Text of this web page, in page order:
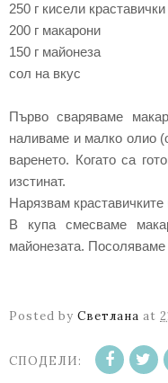
250 г кисели
200 г макарони
150 г майонеза
сол на вкус
Първо сваряваме
наливаме и малко олио
варенето. Когато са
изстинат.
Нарязвам
В купа смесваме
майонезата.
Posted by Светлана at
СПОДЕЛИ: